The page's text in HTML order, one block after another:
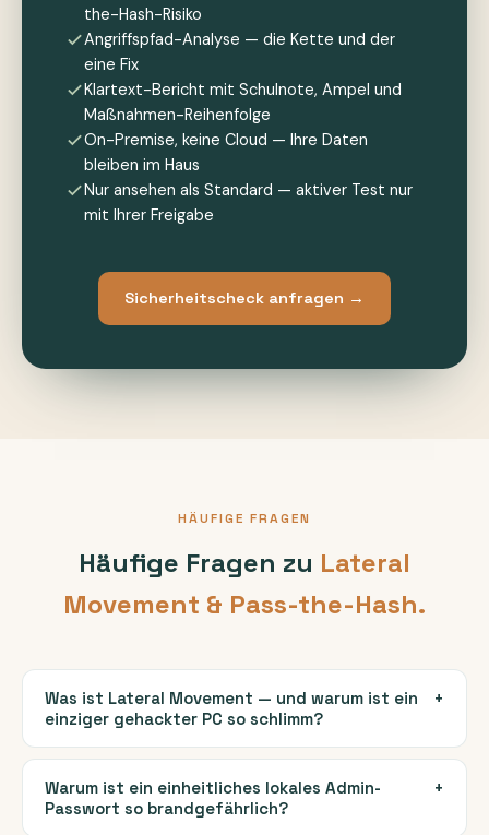
the-Hash-Risiko
Angriffspfad-Analyse — die Kette und der
eine Fix
Klartext-Bericht mit Schulnote, Ampel und
Maßnahmen-Reihenfolge
On-Premise, keine Cloud — Ihre Daten
bleiben im Haus
Nur ansehen als Standard — aktiver Test nur
mit Ihrer Freigabe
Sicherheitscheck anfragen →
HÄUFIGE FRAGEN
Häufige Fragen zu Lateral
Movement & Pass-the-Hash.
Was ist Lateral Movement — und warum ist ein
einziger gehackter PC so schlimm?
+
Lateral Movement heißt „seitliche Bewegung“: Ein
Angreifer, der nur einen einzigen Rechner unter
Kontrolle hat, hangelt sich von dort weiter — von PC
Warum ist ein einheitliches lokales Admin-
Passwort so brandgefährlich?
+